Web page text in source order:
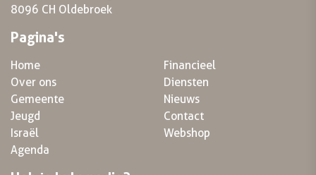
8096 CH Oldebroek
Pagina's
Home
Over ons
Gemeente
Jeugd
Israël
Agenda
Financieel
Diensten
Nieuws
Contact
Webshop